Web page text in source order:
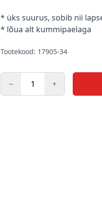
Kirjeldus
* üks suurus, sobib nii
* lõua alt kummipaelaga
Tootekood: 17905-34
− +